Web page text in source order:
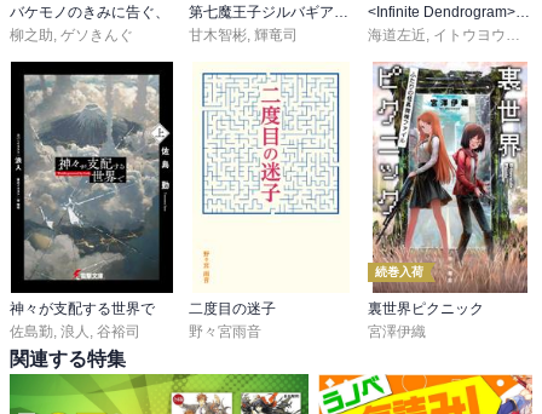
バケモノのきみに告ぐ、
柳之助, ゲソきんぐ
第七魔王子ジルバギアスの魔王傾国記
甘木智彬, 輝竜司
<Infinite Dendrogram>-インフィニット・デンドログラム-
海道左近, イトウヨウイチ
神々が支配する世界で
佐島勤 浪人 谷裕司
二度目の迷子
野々宮雨音
続巻入荷
裏世界ピクニック
宮澤伊織
関連する特集